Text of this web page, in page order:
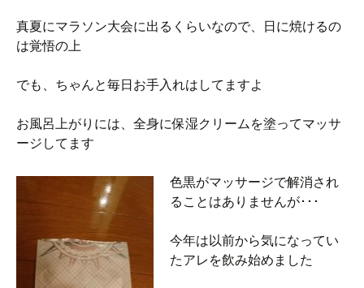
真夏にマラソン大会に出るくらいなので、日に焼けるの
は覚悟の上
でも、ちゃんと毎日お手入れはしてますよ
お風呂上がりには、全身に保湿クリームを塗ってマッサ
ージしてます
色黒がマッサージで解消され
ることはありませんが･･･
今年は以前から気になってい
たアレを飲み始めました